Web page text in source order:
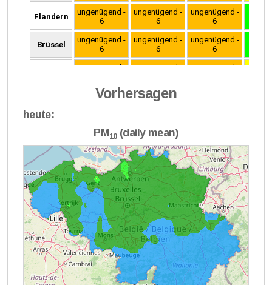
Vorhersagen
heute:
PM 10(daily mean)